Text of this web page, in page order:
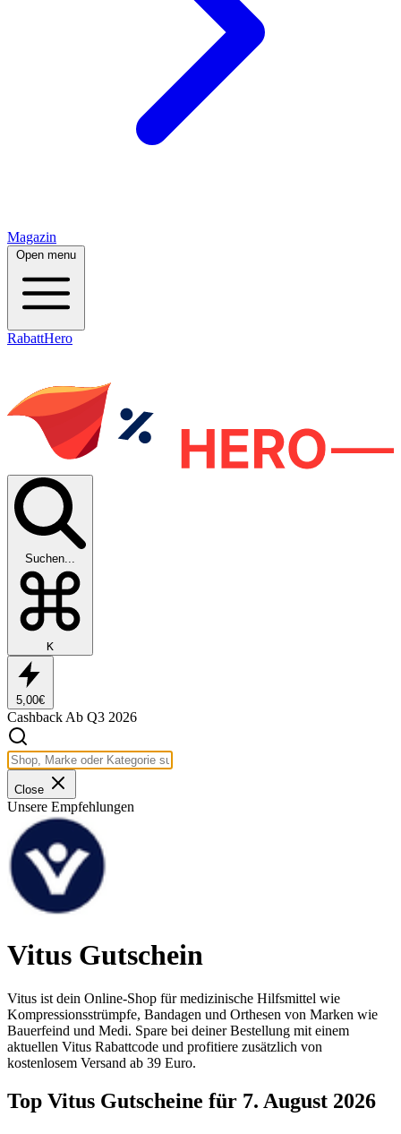
Magazin
Open menu
RabattHero
Suchen...
K
5,00€
CashbackAb Q3 2026
Close
Unsere Empfehlungen
Vitus Gutschein
Vitus ist dein Online-Shop für medizinische Hilfsmittel wie
Kompressionsstrümpfe, Bandagen und Orthesen von Marken wie
Bauerfeind und Medi. Spare bei deiner Bestellung mit einem
aktuellen Vitus Rabattcode und profitiere zusätzlich von
kostenlosem Versand ab 39 Euro.
Top Vitus Gutscheine für 7. August 2026